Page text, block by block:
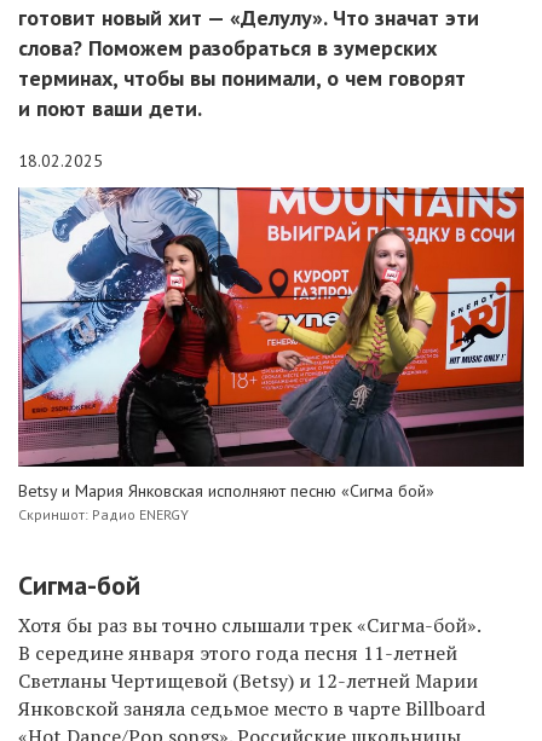
готовит новый хит — «Делулу». Что значат эти
слова? Поможем разобраться в зумерских
терминах, чтобы вы понимали, о чем говорят
и поют ваши дети.
18.02.2025
Betsy и Мария Янковская исполняют песню «Сигма бой»
Скриншот: Радио ENERGY
Сигма-бой
Хотя бы раз вы точно слышали трек «Сигма-бой».
В середине января этого года песня 11-летней
Светланы Чертищевой (Betsy) и 12-летней Марии
Янковской заняла седьмое место в чарте Billboard